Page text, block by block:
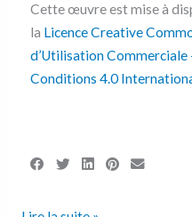
Cette œuvre est mise à
la Licence Creative
d’Utilisation Commerciale
Conditions 4.0